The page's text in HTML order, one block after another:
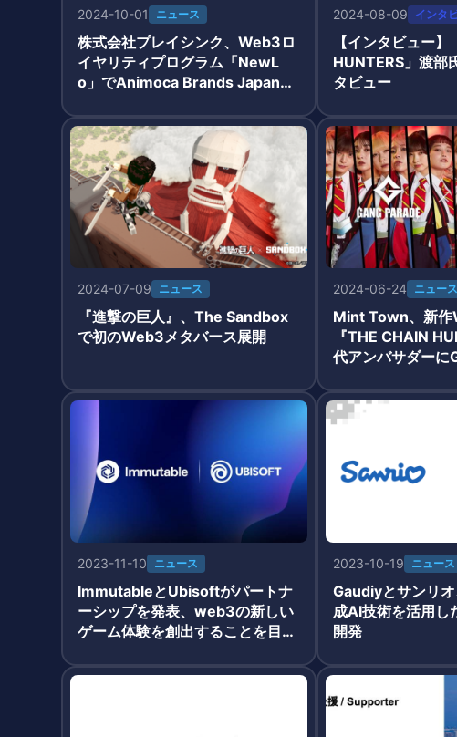
2024-10-01 ニュース
株式会社プレイシンク、Web3ロ
イヤリティプログラム「NewL
o」でAnimoca Brands Japanと
転換型プログラムの海外展開とバ
リデータ参画を視野に
2024-08-09 インタ
【インタビュー
HUNTERS」渡部
タビュー
2024-07-09 ニュース
『進撃の巨人』、The Sandbox
で初のWeb3メタバース展開
2024-06-24 ニュース
Mint Town、新作
『THE CHAIN
代アンバサダーに
2023-11-10 ニュース
ImmutableとUbisoftがパートナ
ーシップを発表、web3の新しい
ゲーム体験を創出することを目指
2023-10-19 ニュース
Gaudiyとサンリ
成AI技術を活用し
開発